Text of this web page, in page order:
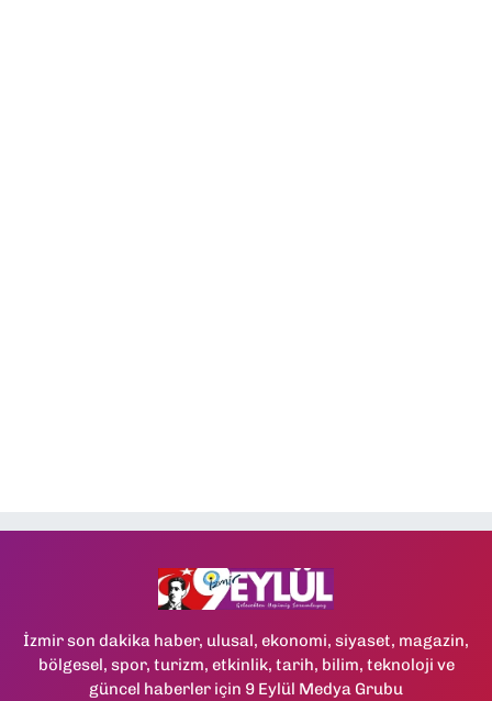
İzmir son dakika haber, ulusal, ekonomi, siyaset, magazin,
bölgesel, spor, turizm, etkinlik, tarih, bilim, teknoloji ve
güncel haberler için 9 Eylül Medya Grubu